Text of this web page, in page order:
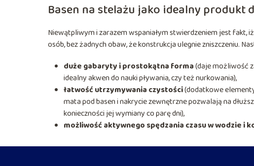
Basen na stelażu jako idealny produkt
Niewątpliwym i zarazem wspaniałym stwierdzeniem jest fakt,
osób, bez żadnych obaw, że konstrukcja ulegnie zniszczeniu.
duże gabaryty i prostokątna forma(daje możliwość
idealny akwen do nauki pływania, czy też nurkowania),
łatwość utrzymywania czystości(dodatkowe
mata pod basen i nakrycie zewnętrzne pozwalają na
konieczności jej wymiany co parę dni),
możliwość aktywnego spędzania czasu w wodzie i